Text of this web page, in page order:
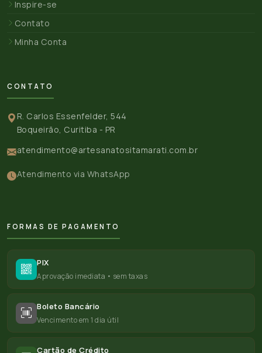
Inspire-se
Contato
Minha Conta
CONTATO
R. Carlos Essenfelder, 544
Boqueirão, Curitiba - PR
atendimento@artesanatositamarati.com.br
Atendimento via WhatsApp
FORMAS DE PAGAMENTO
PIX
Aprovação imediata • sem taxas
Boleto Bancário
Vencimento em 1 dia útil
Cartão de Crédito